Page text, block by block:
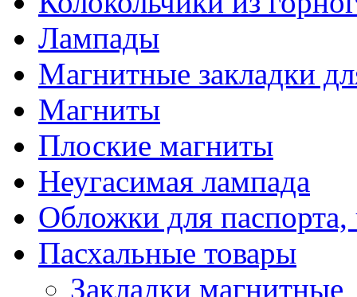
Лампады
Магнитные закладки
Магниты
Плоские магниты
Неугасимая лампада
Обложки для паспорта,
Пасхальные товары
Закладки магнитные